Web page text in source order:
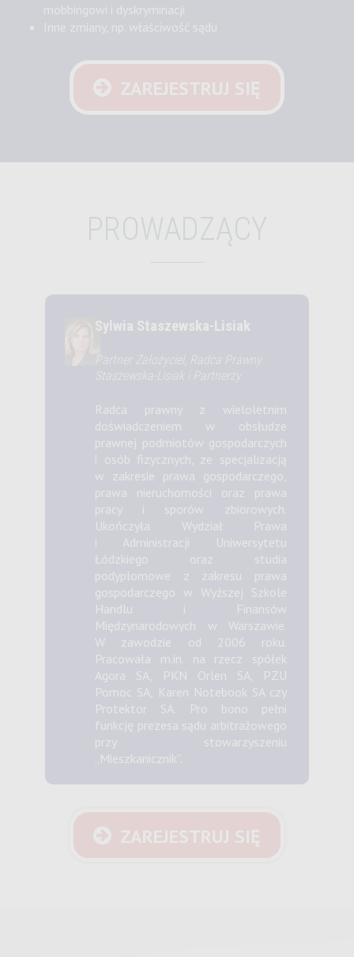
mobbingowi i dyskryminacji
Inne zmiany, np. właściwość sądu
PROWADZĄCY
Sylwia Staszewska-Lisiak
Partner Założyciel, Radca Prawny
Staszewska-Lisiak i Partnerzy
Radca prawny z wieloletnim
doświadczeniem w obsłudze
prawnej podmiotów gospodarczych
i osób fizycznych, ze specjalizacją
w zakresie prawa gospodarczego,
prawa nieruchomości oraz prawa
pracy i sporów zbiorowych.
Ukończyła Wydział Prawa
i Administracji Uniwersytetu
Łódzkiego oraz studia
podyplomowe z zakresu prawa
gospodarczego w Wyższej Szkole
Handlu i Finansów
Międzynarodowych w Warszawie.
W zawodzie od 2006 roku.
Pracowała m.in. na rzecz spółek
Agora SA, PKN Orlen SA, PZU
Pomoc SA, Karen Notebook SA czy
Protektor SA. Pro bono pełni
funkcję prezesa sądu arbitrażowego
przy stowarzyszeniu
„Mieszkanicznik”.